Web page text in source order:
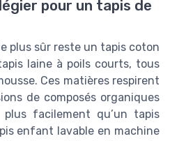
pour un tapis de
plus sûr reste un tapis coton
laine à poils courts, tous
Ces matières respirent
de composés organiques
facilement qu’un tapis
enfant lavable en machine